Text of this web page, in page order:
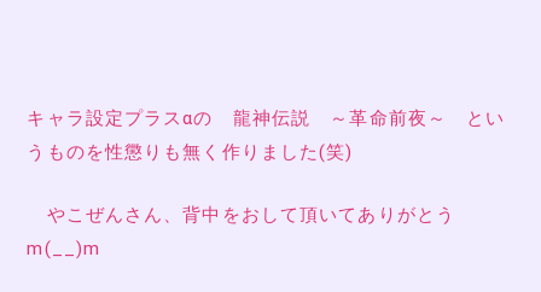
キャラ設定プラスαの 龍神伝説 ～革命前夜～ とい
うものを性懲りも無く作りました(笑)
やこぜんさん、背中をおして頂いてありがとう
m(__)m